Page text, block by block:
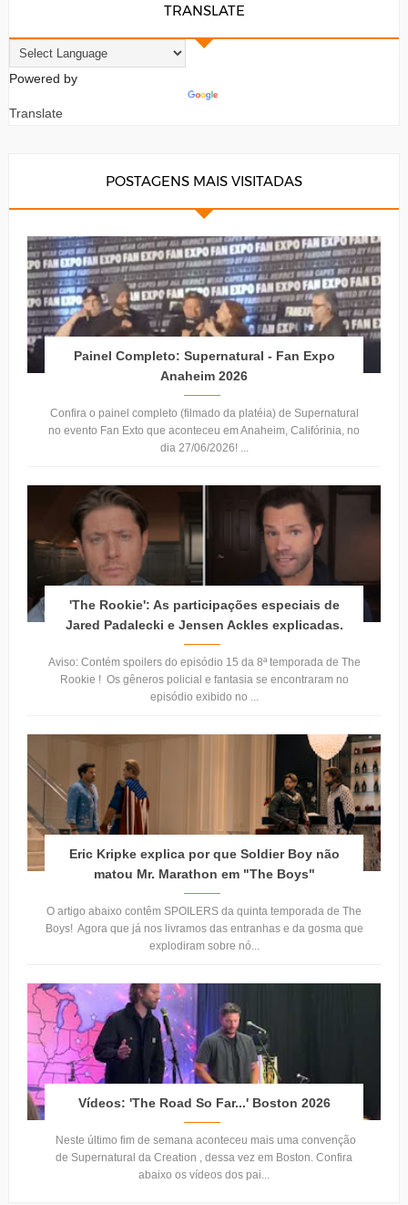
TRANSLATE
Powered by
Translate
POSTAGENS MAIS VISITADAS
Painel Completo: Supernatural - Fan Expo
Anaheim 2026
Confira o painel completo (filmado da platéia) de Supernatural
no evento Fan Exto que aconteceu em Anaheim, Califórinia, no
dia 27/06/2026! ...
'The Rookie': As participações especiais de
Jared Padalecki e Jensen Ackles explicadas.
Aviso: Contém spoilers do episódio 15 da 8ª temporada de The
Rookie ! Os gêneros policial e fantasia se encontraram no
episódio exibido no ...
Eric Kripke explica por que Soldier Boy não
matou Mr. Marathon em "The Boys"
O artigo abaixo contêm SPOILERS da quinta temporada de The
Boys! Agora que já nos livramos das entranhas e da gosma que
explodiram sobre nó...
Vídeos: 'The Road So Far...' Boston 2026
Neste último fim de semana aconteceu mais uma convenção
de Supernatural da Creation , dessa vez em Boston. Confira
abaixo os vídeos dos pai...